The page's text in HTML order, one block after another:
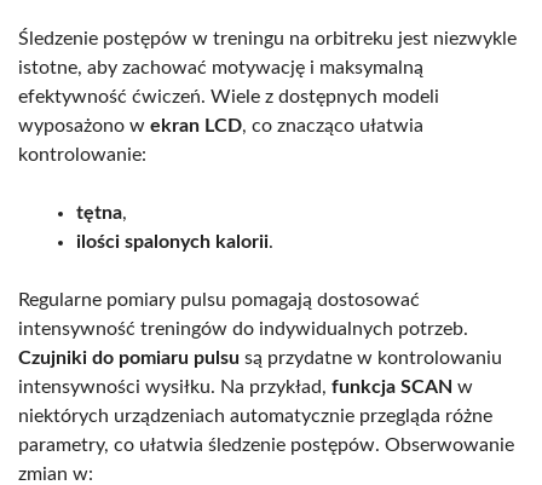
Śledzenie postępów w treningu na orbitreku jest niezwykle
istotne, aby zachować motywację i maksymalną
efektywność ćwiczeń. Wiele z dostępnych modeli
wyposażono w ekran LCD, co znacząco ułatwia
kontrolowanie:
tętna,
ilości spalonych kalorii.
Regularne pomiary pulsu pomagają dostosować
intensywność treningów do indywidualnych potrzeb.
Czujniki do pomiaru pulsu są przydatne w kontrolowaniu
intensywności wysiłku. Na przykład, funkcja SCAN w
niektórych urządzeniach automatycznie przegląda różne
parametry, co ułatwia śledzenie postępów. Obserwowanie
zmian w: